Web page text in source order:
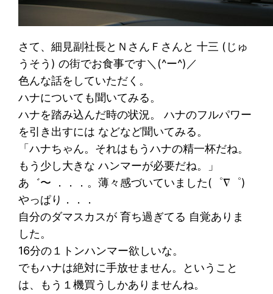
さて、細見副社長とＮさんＦさんと 十三 (じゅ
うそう) の街でお食事です＼(^ー^)／
色んな話をしていただく。
ハナについても聞いてみる。
ハナを踏み込んだ時の状況。 ハナのフルパワー
を引き出すには などなど聞いてみる。
「ハナちゃん。それはもうハナの精一杯だね。
もう少し大きな ハンマーが必要だね。」
あ゛〜 ．．．。薄々感づいていました(゜∇゜)
やっぱり．．．
自分のダマスカスが 育ち過ぎてる 自覚ありま
した。
16分の１トンハンマー欲しいな。
でもハナは絶対に手放せません。ということ
は、もう１機買うしかありませんね。